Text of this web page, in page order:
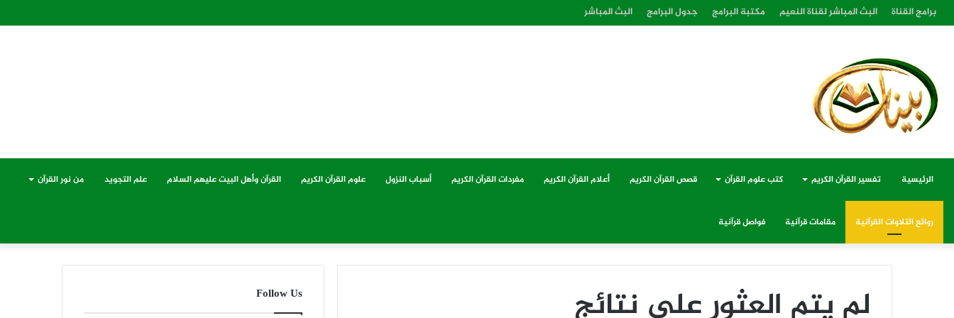
برامج القناة البث المباشر لقناة النعيم مكتبة البرامج جدول البرامج البث المباشر
الرئيسية تفسير القرآن الكريم كتب علوم القرآن قصص القرآن الكريم أعلام القرآن الكريم مفردات القرآن الكريم أسباب النزول علوم القرآن الكريم القرآن وأهل البيت عليهم السلام علم التجويد من نور القرآن
روائع التلاوات القرآنية مقامات قرآنية فواصل قرآنية
لم يتم العثور على نتائج Follow Us